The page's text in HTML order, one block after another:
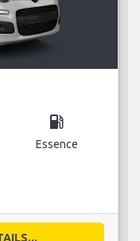
local_gas_station
Essence